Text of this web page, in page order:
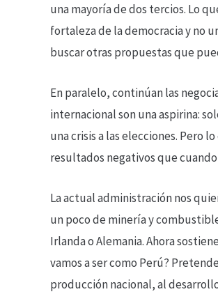
una mayoría de dos tercios. Lo
fortaleza de la democracia y no
buscar otras propuestas que
En paralelo, continúan las
internacional son una aspirina:
una crisis a las elecciones. Pero
resultados negativos que
La actual administración nos
un poco de minería y
Irlanda o Alemania. Ahora
vamos a ser como Perú?
producción nacional, al